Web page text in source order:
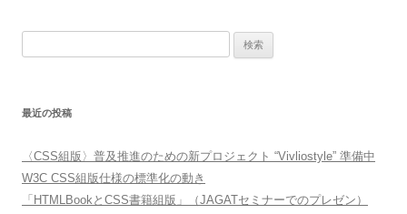
最近の投稿
〈CSS組版〉普及推進のための新プロジェクト “Vivliostyle” 準備中
W3C CSS組版仕様の標準化の動き
「HTMLBookとCSS書籍組版」（JAGATセミナーでのプレゼン）